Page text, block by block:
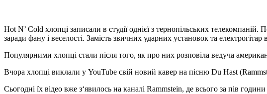
Hot N’ Cold хлопці записали в студії однієї з тернопільських
заради фану і веселості. Замість звичних ударних установок та
Популярними хлопці стали після того, як про них розповіла ведуча
Вчора хлопці виклали у YouTube свій новий кавер на пісню Du Hast
Сьогодні їх відео вже з‘явилось на каналі Rammstein, де всього за пів